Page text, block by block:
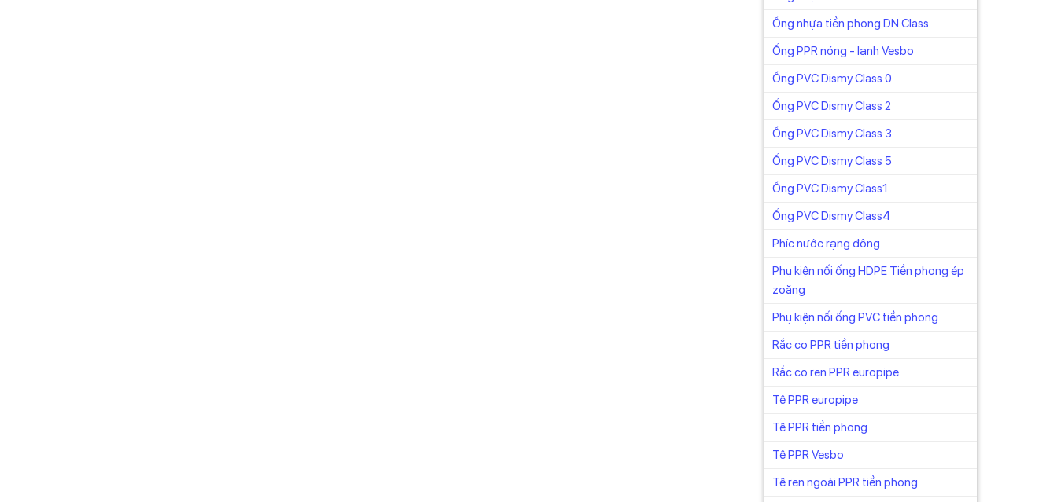
Ống nhựa tiền phong DN Class
Ống PPR nóng - lạnh Vesbo
Ống PVC Dismy Class 0
Ống PVC Dismy Class 2
Ống PVC Dismy Class 3
Ống PVC Dismy Class 5
Ống PVC Dismy Class1
Ống PVC Dismy Class4
Phíc nước rạng đông
Phụ kiện nối ống HDPE Tiền phong ép
zoăng
Phụ kiện nối ống PVC tiền phong
Rắc co PPR tiền phong
Rắc co ren PPR europipe
Tê PPR europipe
Tê PPR tiền phong
Tê PPR Vesbo
Tê ren ngoài PPR tiền phong